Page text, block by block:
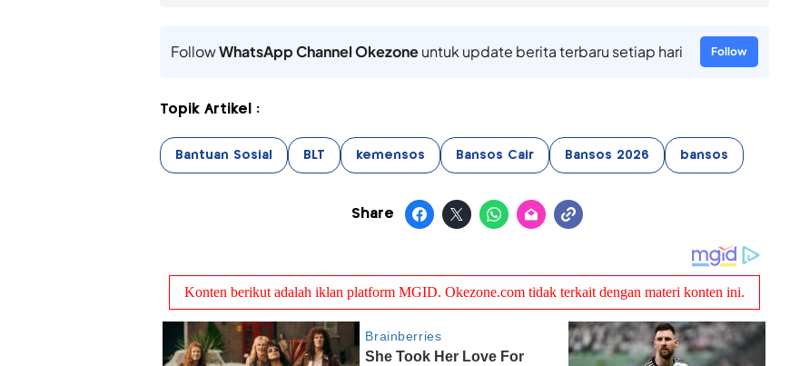
FollowWhatsApp Channel Okezoneuntuk update berita terbaru setiap hari Follow
Topik Artikel :
Bantuan Sosial BLT kemensos Bansos Cair Bansos 2026 bansos
Share